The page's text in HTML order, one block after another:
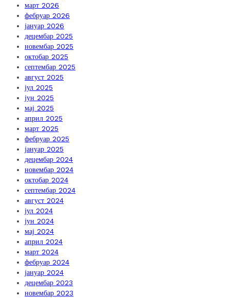
март 2026
фебруар 2026
јануар 2026
децембар 2025
новембар 2025
октобар 2025
септембар 2025
август 2025
јул 2025
јун 2025
мај 2025
април 2025
март 2025
фебруар 2025
јануар 2025
децембар 2024
новембар 2024
октобар 2024
септембар 2024
август 2024
јул 2024
јун 2024
мај 2024
април 2024
март 2024
фебруар 2024
јануар 2024
децембар 2023
новембар 2023